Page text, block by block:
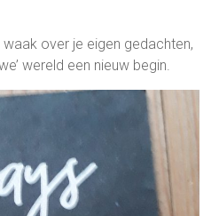
over je eigen gedachten,
wereld een nieuw begin.